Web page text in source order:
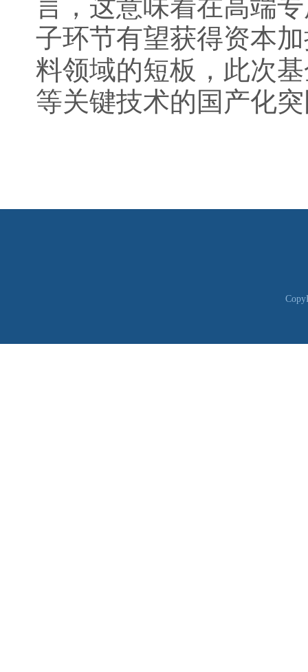
言，这意味着在高端
子环节有望获得资本
料领域的短板，此次
等关键技术的国产化